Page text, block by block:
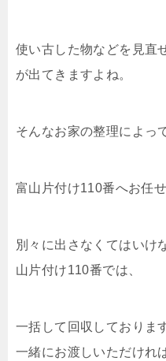
使い古した物などを見直
が出てきますよね。
そんなお家の整理によっ
富山片付け110番へお任
別々に出さなくてはいけ
山片付け110番では、
一括して回収しておりま
一緒にお渡しいただけれ